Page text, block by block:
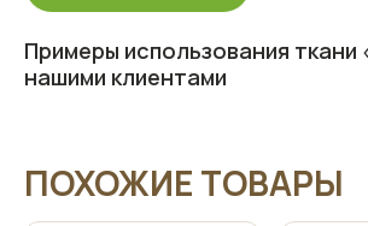
Примеры использования ткани
нашими клиентами
ПОХОЖИЕ ТОВАРЫ